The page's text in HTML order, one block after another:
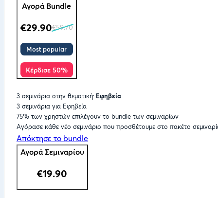
Αγορά Bundle
€29.90€59.70
Most popular
Κέρδισε 50%
3 σεμινάρια στην θεματική:Εφηβεία
3 σεμινάρια για Εφηβεία
75% των χρηστώνεπιλέγουν το bundle των σεμιναρίων
Αγόρασε κάθε νέο σεμινάριο που προσθέτουμε στο πακέτο
Απόκτησε το bundle
Αγορά Σεμιναρίου
€19.90